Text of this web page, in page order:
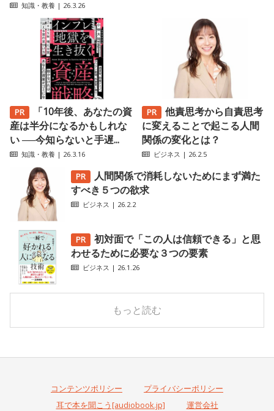
知識・教養 | 26.3.26
「10年後、あなたの資
産は半分になるかもしれな
い ──今知らないと手遅...
知識・教養 | 26.3.16
他責思考から自責思考
に変えることで起こる人間
関係の変化とは？
ビジネス | 26.2.5
人間関係で消耗しないためにまず満た
すべき５つの欲求
ビジネス | 26.2.2
初対面で「この人は信頼できる」と思
わせるために必要な３つの要素
ビジネス | 26.1.26
もっと読む
コンテンツポリシー
プライバシーポリシー
耳で本を聞こう[audiobook.jp]
運営会社